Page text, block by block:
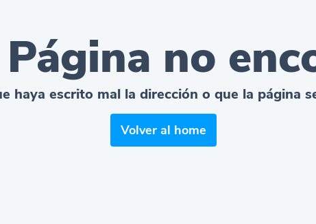
Página no
haya escrito mal la dirección o que la página
Volver al home